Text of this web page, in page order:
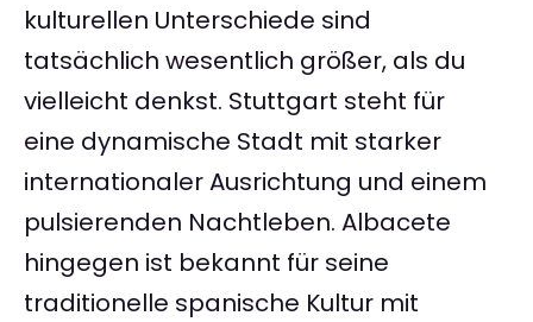
kulturellen Unterschiede sind
tatsächlich wesentlich größer, als du
vielleicht denkst. Stuttgart steht für
eine dynamische Stadt mit starker
internationaler Ausrichtung und einem
pulsierenden Nachtleben. Albacete
hingegen ist bekannt für seine
traditionelle spanische Kultur mit